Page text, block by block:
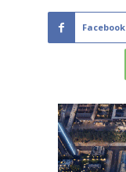
Facebook